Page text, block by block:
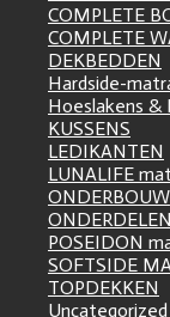
COMPLETE
COMPLETE
DEKBEDDEN
Hardside-
Hoeslakens &
KUSSENS
LEDIKANTEN
LUNALIFE
ONDERBOUW
ONDERDELEN
POSEIDON
SOFTSIDE
TOPDEKKEN
Uncategorized